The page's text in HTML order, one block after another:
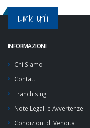
Link Utili
INFORMAZIONI
Chi Siamo
Contatti
Franchising
Note Legali e Avvertenze
Condizioni di Vendita